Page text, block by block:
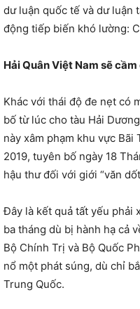
dư luận quốc tế và dư luận
động tiếp biến khó lường:
Hải Quân Việt Nam sẽ
Khác với thái độ đe nẹt có
bố từ lúc cho tàu Hải
này xâm phạm khu vực Bãi
2019, tuyên bố ngày 18
hậu thư đối với giới “văn
Đây là kết quả tất yếu phải
ba tháng dù bị hành hạ cả
Bộ Chính Trị và Bộ Quốc
nổ một phát súng, dù chỉ
Trung Quốc.